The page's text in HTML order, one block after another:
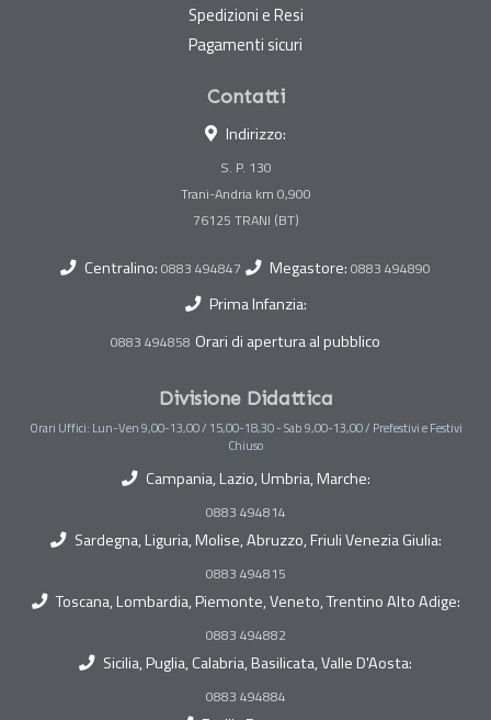
Spedizioni e Resi
Pagamenti sicuri
Contatti
Indirizzo:
S. P. 130
Trani-Andria km 0,900
Centralino: 0883 494847 Megastore: 0883 494890
Prima Infanzia:
0883 494858 Orari di apertura al pubblico
Divisione Didattica
Orari Uffici: Lun-Ven 9,00-13,00 / 15,00-18,30 - Sab 9,00-13,00 / Prefestivi e Festivi
Chiuso
Campania, Lazio, Umbria, Marche:
0883 494814
Sardegna, Liguria, Molise, Abruzzo, Friuli Venezia Giulia:
0883 494815
Toscana, Lombardia, Piemonte, Veneto, Trentino Alto Adige:
0883 494882
Sicilia, Puglia, Calabria, Basilicata, Valle D'Aosta:
0883 494884